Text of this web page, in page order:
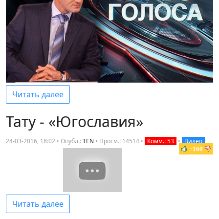
Читать далее
Тату - «Югославия»
24-03-2016, 18:02 • Опубл.:TEN • Просм.: 14514 • Комм.: 53 • Видео
+160
Читать далее